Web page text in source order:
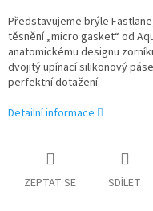
Představujeme brýle
těsnění „micro gasket“ od
anatomickému designu
dvojitý upínací silikonový
perfektní dotažení.
Detailní informace
ZEPTAT SE SDÍLET